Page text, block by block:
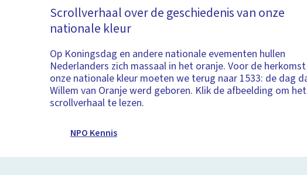
Scrollverhaal over de geschiedenis van onze
nationale kleur
Op Koningsdag en andere nationale evementen hullen
Nederlanders zich massaal in het oranje. Voor de
onze nationale kleur moeten we terug naar 1533: de dag
Willem van Oranje werd geboren. Klik de afbeelding om het
scrollverhaal te lezen.
NPO Kennis